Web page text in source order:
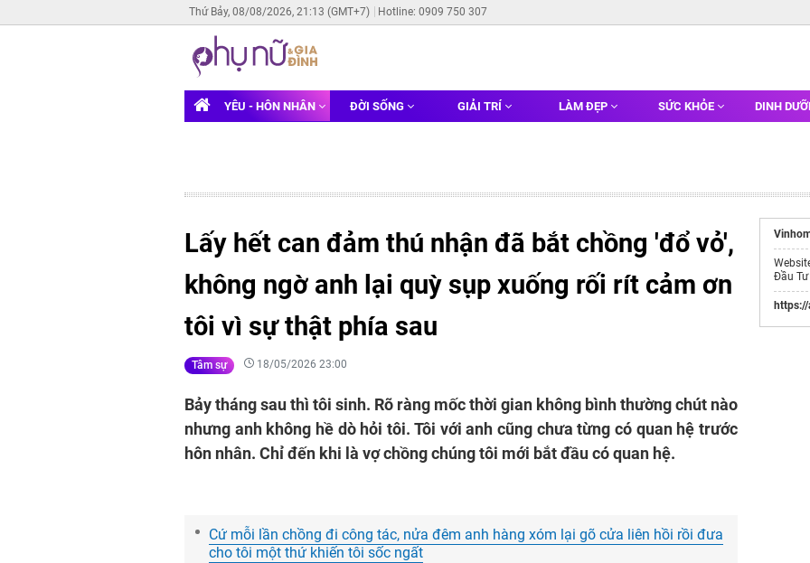
Thứ Bảy, 08/08/2026, 21:13 (GMT+7) Hotline: 0909 750 307
YÊU - HÔN NHÂN ĐỜI SỐNG GIẢI TRÍ LÀM ĐẸP SỨC KHỎE DINH
Lấy hết can đảm thú nhận đã bắt chồng 'đổ vỏ',
không ngờ anh lại quỳ sụp xuống rối rít cảm ơn
tôi vì sự thật phía sau
Tâm sự 18/05/2026 23:00
Bảy tháng sau thì tôi sinh. Rõ ràng mốc thời gian không bình thường chút nào
nhưng anh không hề dò hỏi tôi. Tôi với anh cũng chưa từng có quan hệ trước
hôn nhân. Chỉ đến khi là vợ chồng chúng tôi mới bắt đầu có quan hệ.
Cứ mỗi lần chồng đi công tác, nửa đêm anh hàng xóm lại gõ cửa liên hồi rồi đưa
cho tôi một thứ khiến tôi sốc ngất
Đầu Tư
https://